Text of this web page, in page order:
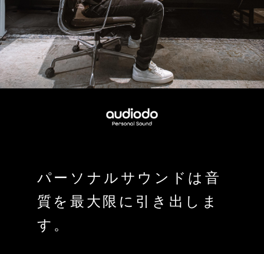
パーソナルサウンドは音
質を最大限に引き出しま
す。